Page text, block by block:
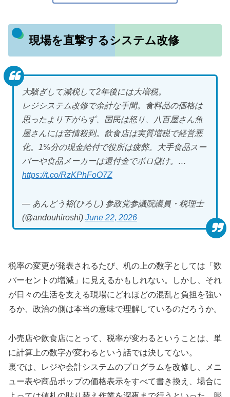
現場を直撃するシステム改修
大騒ぎして減税して2年後には大増税。
レジシステム改修で余計な手間。食料品の価格は
思ったより下がらず、国民は怒り、八百屋さん魚
屋さんには苦情殺到。飲食店は実質増税で経営悪
化。1%分の現金給付で役所は疲弊。大手食品スー
パーや食品メーカーは還付金でボロ儲け。…
https://t.co/RzKPhFoO7Z
— あんどう裕(ひろし) 参政党参議院議員・税理士
(@andouhiroshi) June 22, 2026
税率の変更が発表されるたび、机の上の数字としては「数
パーセントの増減」に見えるかもしれない。しかし、それ
が日々の生活を支える現場にどれほどの混乱と負担を強い
るか、政治の側は本当の意味で理解しているのだろうか。
小売店や飲食店にとって、税率が変わるということは、単
に計算上の数字が変わるという話では決してない。
裏では、レジや会計システムのプログラムを改修し、メニ
ュー表や商品ポップの価格表示をすべて書き換え、場合に